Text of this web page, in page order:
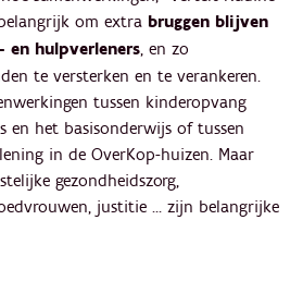
om extra bruggen blijven
en hulpverleners, en zo
te versterken en te verankeren.
tussen kinderopvang
en het basisonderwijs of tussen
in de OverKop-huizen. Maar
gezondheidszorg,
justitie … zijn belangrijke